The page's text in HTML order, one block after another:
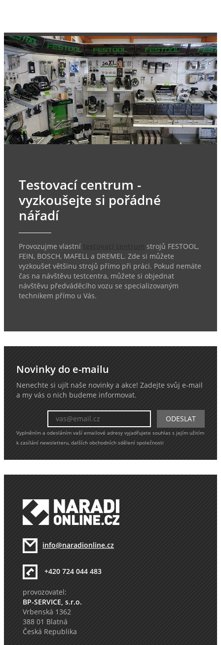
Testovací centrum -
vyzkoušejte si pořádné
nářadí
Provozujme vlastní
strojů FESTOOL,
FEIN, BOSCH, MAFELL a DREMEL. Zde si můžete
vyzkoušet většinu strojů přímo při práci. Pokud nemáte
čas na návštěvu testcentra, můžete si objednat
návštěvu předváděcího vozu se specializovaným
technikem přímo u Vás.
Novinky do e-mailu
Nenechte si ujít naše novinky a akce! Zadejte svůj e-mail
a my vás o nich budeme informovat.
Vyplněním a odesláním vaší emailové adresy vyjadřujete souhlas s jejím užitím
k zasílání newsletteru, dalších obchodních sdělení společnosti
info@naradionline.cz
+420 724 044 483
provozovatel:
BP-SERVICE, s.r.o.
Vrbenská 1362
388 01 Blatná
Česká Republika